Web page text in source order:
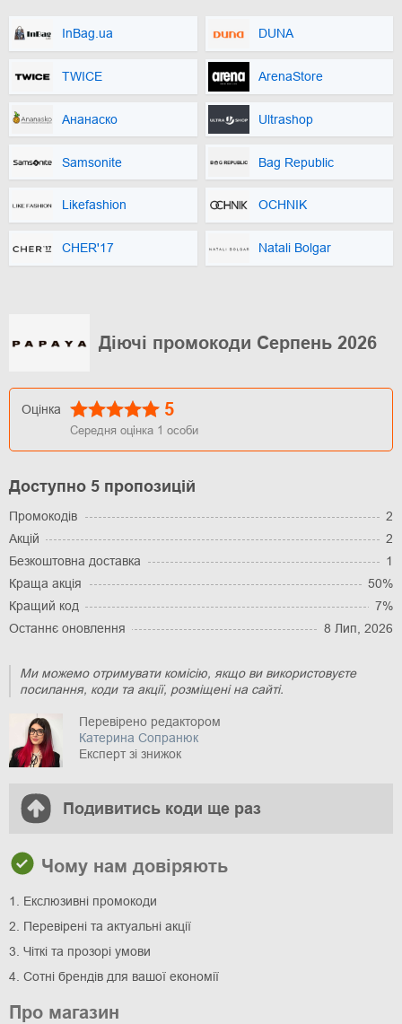
InBag.ua DUNA
TWICE ArenaStore
Ананаско Ultrashop
Samsonite Bag Republic
Likefashion OCHNIK
CHER'17 Natali Bolgar
Діючі промокоди Серпень 2026
Оцінка 5
Середня оцінка 1 особи
Доступно 5 пропозицій
Промокодів
2
Акцій
2
Безкоштовна доставка
1
Краща акція
50%
Кращий код
7%
Останнє оновлення
8 Лип, 2026
Ми можемо отримувати комісію, якщо ви використовуєте
посилання, коди та акції, розміщені на сайті.
Перевірено редактором
Катерина Сопранюк
Експерт зі знижок
Подивитись коди ще раз
Чому нам довіряють
1. Екслюзивні промокоди
2. Перевірені та актуальні акції
3. Чіткі та прозорі умови
4. Сотні брендів для вашої економії
Про магазин